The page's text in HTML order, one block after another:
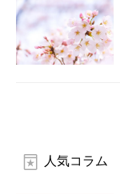
人気コラム